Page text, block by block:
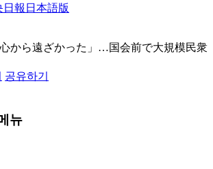
日報日本語版
心から遠ざかった」…国会前で大規模民衆
공유하기
뉴